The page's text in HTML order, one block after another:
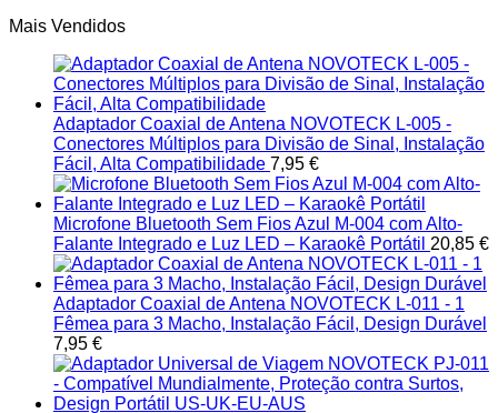
Mais Vendidos
Adaptador Coaxial de Antena NOVOTECK L-005 -
Conectores Múltiplos para Divisão de Sinal, Instalação
Fácil, Alta Compatibilidade 7,95 €
Microfone Bluetooth Sem Fios Azul M-004 com Alto-
Falante Integrado e Luz LED – Karaokê Portátil 20,85 €
Adaptador Coaxial de Antena NOVOTECK L-011 - 1
Fêmea para 3 Macho, Instalação Fácil, Design Durável
7,95 €